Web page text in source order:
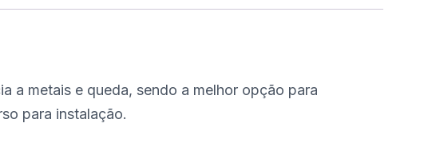
a metais e queda, sendo a melhor opção para
para instalação.